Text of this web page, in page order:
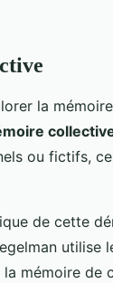
la
ou fictifs,
de cette
utilise
mémoire de